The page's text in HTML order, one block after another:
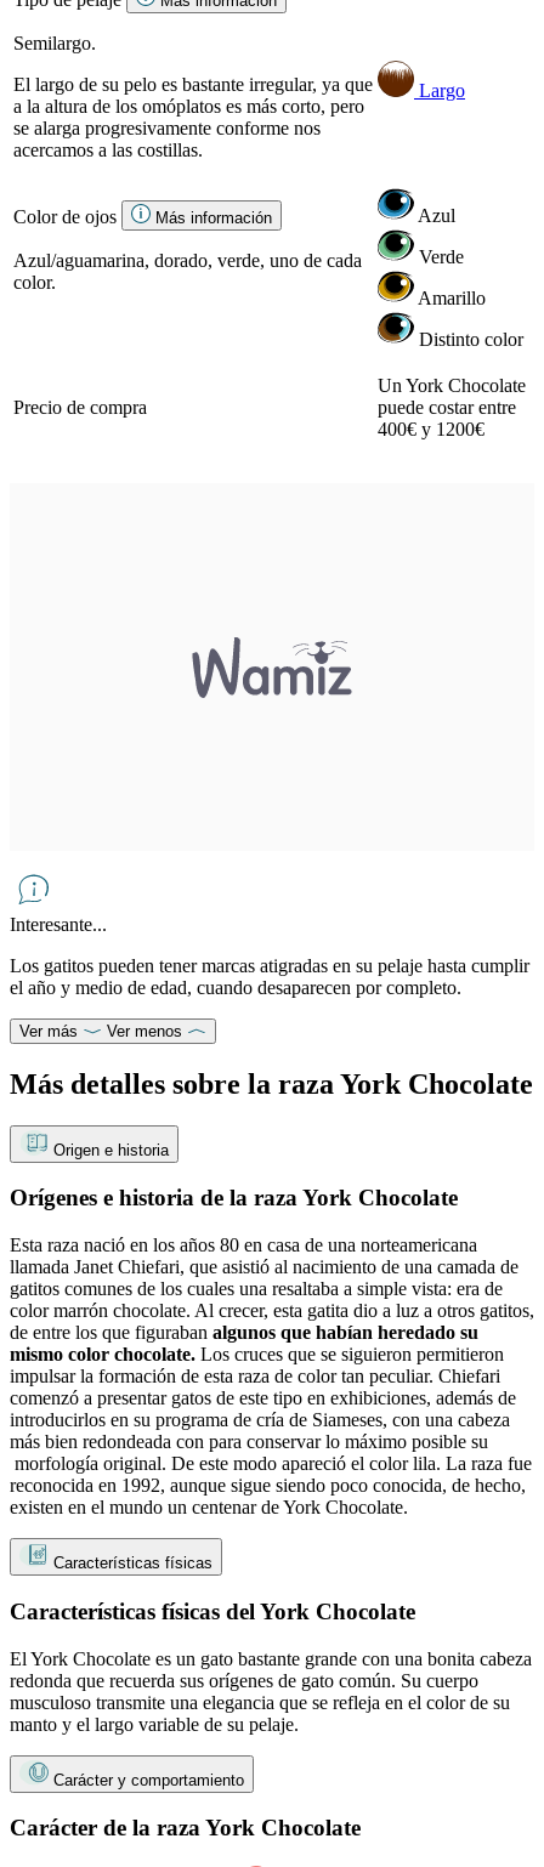
Semilargo.
El largo de su pelo es bastante irregular, ya que
a la altura de los omóplatos es más corto, pero
se alarga progresivamente conforme nos
acercamos a las costillas.
Largo
Color de ojos Más información
Azul/aguamarina, dorado, verde, uno de cada
color.
Azul
Verde
Amarillo
Distinto color
Precio de compra
Un York Chocolate
puede costar entre
400€ y 1200€
Interesante...
Los gatitos pueden tener marcas atigradas en su pelaje hasta cumplir
el año y medio de edad, cuando desaparecen por completo.
Ver más Ver menos
Más detalles sobre la raza York Chocolate
Origen e historia
Orígenes e historia de la raza York Chocolate
Esta raza nació en los años 80 en casa de una norteamericana
llamada Janet Chiefari, que asistió al nacimiento de una camada de
gatitos comunes de los cuales una resaltaba a simple vista: era de
color marrón chocolate. Al crecer, esta gatita dio a luz a otros gatitos,
de entre los que figuraban algunos que habían heredado su
mismo color chocolate. Los cruces que se siguieron permitieron
impulsar la formación de esta raza de color tan peculiar. Chiefari
comenzó a presentar gatos de este tipo en exhibiciones, además de
introducirlos en su programa de cría de Siameses, con una cabeza
más bien redondeada con para conservar lo máximo posible su
morfología original. De este modo apareció el color lila. La raza fue
reconocida en 1992, aunque sigue siendo poco conocida, de hecho,
existen en el mundo un centenar de York Chocolate.
Características físicas
Características físicas del York Chocolate
El York Chocolate es un gato bastante grande con una bonita cabeza
redonda que recuerda sus orígenes de gato común. Su cuerpo
musculoso transmite una elegancia que se refleja en el color de su
manto y el largo variable de su pelaje.
Carácter y comportamiento
Carácter de la raza York Chocolate